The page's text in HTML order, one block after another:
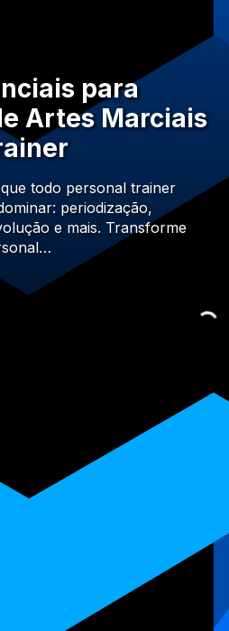
para
Artes Marciais
todo personal trainer
periodização,
e mais. Transforme